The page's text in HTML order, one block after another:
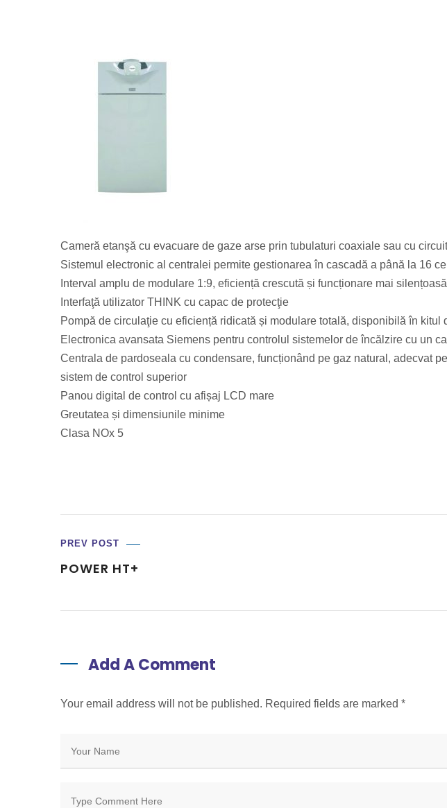
Cameră etanşă cu evacuare de gaze arse prin tubulaturi coaxiale sau cu
Sistemul electronic al centralei permite gestionarea în cascadă a până la 16
Interval amplu de modulare 1:9, eficiență crescută și funcționare mai silențoasă
Interfaţă utilizator THINK cu capac de protecţie
Pompă de circulaţie cu eficiență ridicată și modulare totală, disponibilă în kitul
Electronica avansata Siemens pentru controlul sistemelor de încălzire cu un
Centrala de pardoseala cu condensare, funcționând pe gaz natural, adecvat
sistem de control superior
Panou digital de control cu afișaj LCD mare
Greutatea și dimensiunile minime
Clasa NOx 5
PREV POST
POWER HT+
Add A Comment
Your email address will not be published. Required fields are marked *